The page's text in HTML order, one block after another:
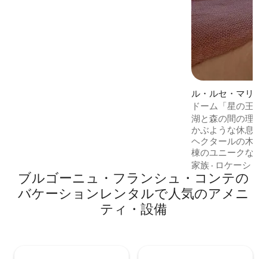
ル・ルセ・マリジ
ハウス
ドーム「星の王子
湖と森の間の理想
かぶような休息の
ヘクタールの木々
棟のユニークな宿
柵で囲まれています。 ドーム：
子様」 湖の息をのむような景色を眺めな
がら、ロマンチッ
の中で、星空の下
家族 · ロケーショ
ブルゴーニュ・フランシュ・コンテの
バケーションレンタルで人気のアメニ
ティ・設備